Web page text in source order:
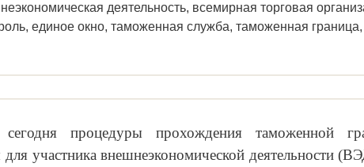
деятельность, всемирная торговая
единое окно, таможенная служба, таможенная граница,
процедуры прохождения таможенной
участника внешнеэкономической деятельности